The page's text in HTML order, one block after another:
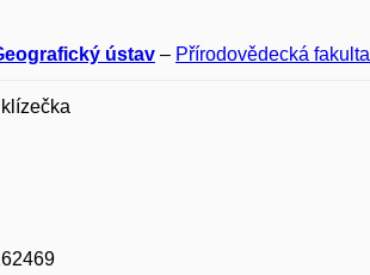
ústav – Přírodovědecká fakulta